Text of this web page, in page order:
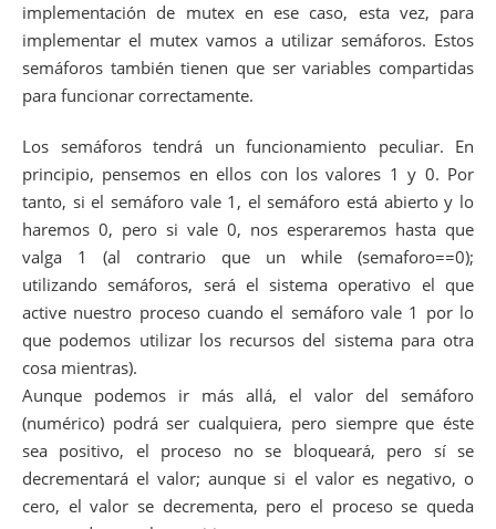
implementación de mutex en ese caso, esta vez, para
implementar el mutex vamos a utilizar semáforos. Estos
semáforos también tienen que ser variables compartidas
para funcionar correctamente.
Los semáforos tendrá un funcionamiento peculiar. En
principio, pensemos en ellos con los valores 1 y 0. Por
tanto, si el semáforo vale 1, el semáforo está abierto y lo
haremos 0, pero si vale 0, nos esperaremos hasta que
valga 1 (al contrario que un while (semaforo==0);
utilizando semáforos, será el sistema operativo el que
active nuestro proceso cuando el semáforo vale 1 por lo
que podemos utilizar los recursos del sistema para otra
cosa mientras).
Aunque podemos ir más allá, el valor del semáforo
(numérico) podrá ser cualquiera, pero siempre que éste
sea positivo, el proceso no se bloqueará, pero sí se
decrementará el valor; aunque si el valor es negativo, o
cero, el valor se decrementa, pero el proceso se queda